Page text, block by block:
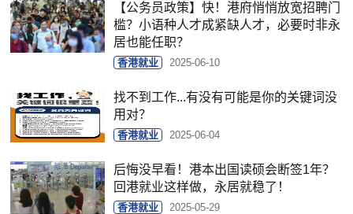
【公务员政策】快！港府悄悄放宽招聘门
槛？小语种人才成紧缺人才，必要时非永
居也能任职？
香港就业 2025-06-10
找不到工作...有没有可能是你的关键词没
用对？
香港就业 2025-06-04
后悔没早看！港本出国读硕会断签1年？
回港就业这样做，永居就稳了！
香港就业 2025-05-29